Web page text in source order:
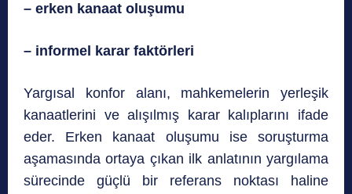
– erken kanaat oluşumu
– informel karar faktörleri
Yargısal konfor alanı, mahkemelerin yerleşik
kanaatlerini ve alışılmış karar kalıplarını ifade
eder. Erken kanaat oluşumu ise soruşturma
aşamasında ortaya çıkan ilk anlatının yargılama
sürecinde güçlü bir referans noktası haline